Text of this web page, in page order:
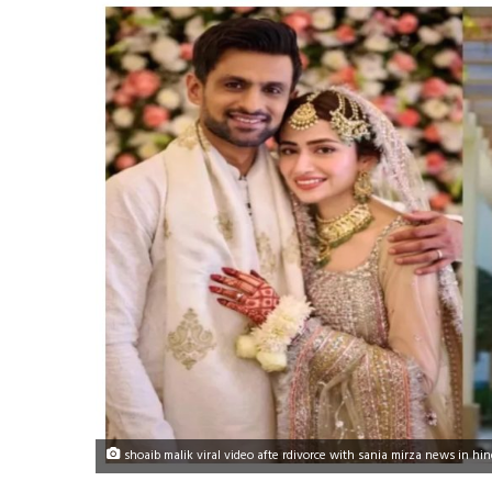
shoaib malik viral video afte rdivorce with sania mirza news in